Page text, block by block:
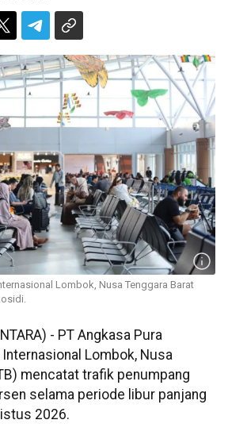
Lombok, Nusa Tenggara Barat
- PT Angkasa Pura
Internasional Lombok, Nusa
mencatat trafik penumpang
selama periode libur panjang
2026.